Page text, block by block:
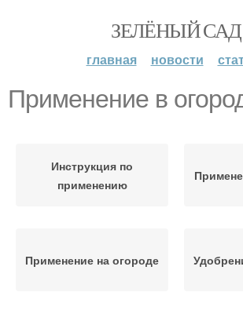
ЗЕЛЁНЫЙ САД
главная новости
Применение в
Инструкция по
применению
Применение на огороде